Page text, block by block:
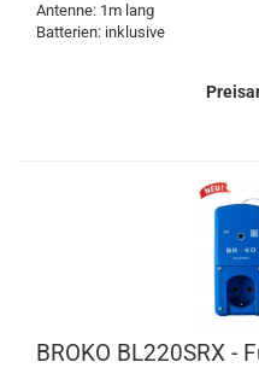
Antenne: 1m lang
Batterien: inklusive
BROKO BL220SRX -